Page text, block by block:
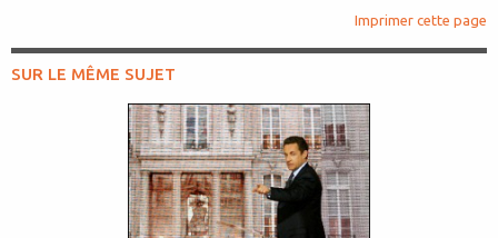
Imprimer cette page
SUR LE MÊME SUJET